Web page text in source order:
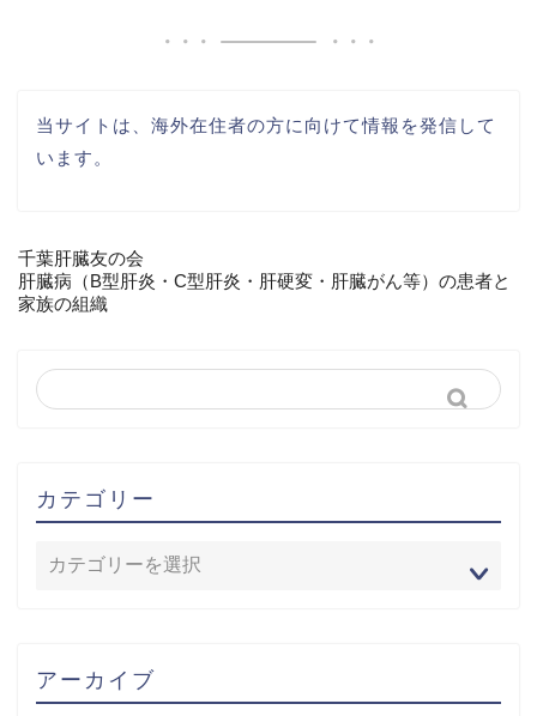
当サイトは、海外在住者の方に向けて情報を発信して
います。
千葉肝臓友の会
肝臓病（B型肝炎・C型肝炎・肝硬変・肝臓がん等）の患者と
家族の組織
カテゴリー
アーカイブ